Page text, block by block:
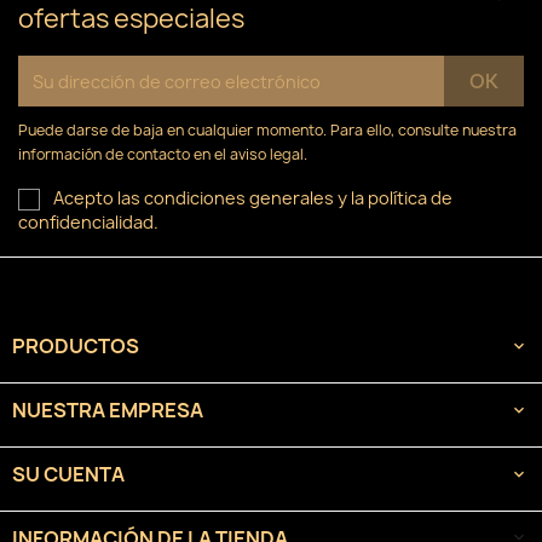
ofertas especiales
Puede darse de baja en cualquier momento. Para ello, consulte nuestra
información de contacto en el aviso legal.
Acepto las condiciones generales y la política de
confidencialidad.
PRODUCTOS 
NUESTRA EMPRESA 
SU CUENTA 
keyboard_arrow_down